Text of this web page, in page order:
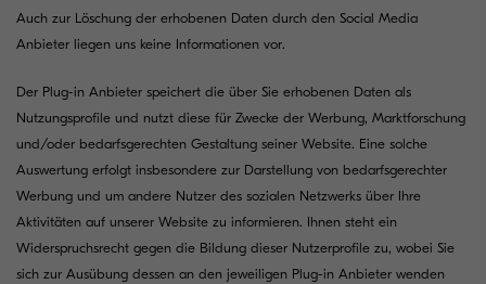
Auch zur Löschung der erhobenen Daten durch den Social Media
Anbieter liegen uns keine Informationen vor.
Der Plug-in Anbieter speichert die über Sie erhobenen Daten als
Nutzungsprofile und nutzt diese für Zwecke der Werbung, Marktforschung
und/oder bedarfsgerechten Gestaltung seiner Website. Eine solche
Auswertung erfolgt insbesondere zur Darstellung von bedarfsgerechter
Werbung und um andere Nutzer des sozialen Netzwerks über Ihre
Aktivitäten auf unserer Website zu informieren. Ihnen steht ein
Widerspruchsrecht gegen die Bildung dieser Nutzerprofile zu, wobei Sie
sich zur Ausübung dessen an den jeweiligen Plug-in Anbieter wenden